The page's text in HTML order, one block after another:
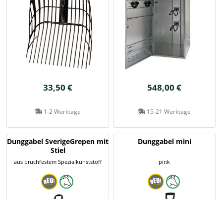
33,50 €
1-2 Werktage
548,00 €
15-21 Werktage
Dunggabel SverigeGrepen mit
Stiel
aus bruchfestem Spezialkunststoff
Dunggabel mini
pink